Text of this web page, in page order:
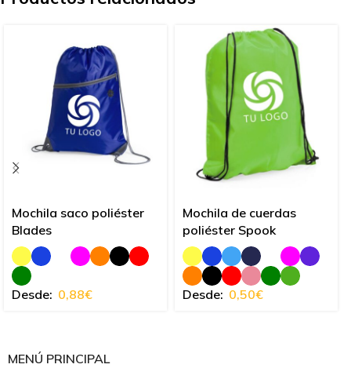
Mochila saco poliéster
Blades
Desde: 0,88€
Mochila de cuerdas
poliéster Spook
Desde: 0,50€
MENÚ PRINCIPAL